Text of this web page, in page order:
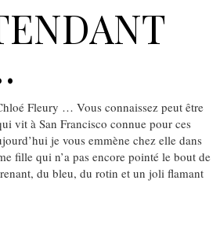
Fleury … Vous connaissez peut être
vit à San Francisco connue pour ces
je vous emmène chez elle dans
fille qui n’a pas encore pointé le bout de
du bleu, du rotin et un joli flamant